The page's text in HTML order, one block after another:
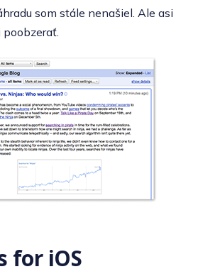
som stále nenašiel. Ale asi
for iOS